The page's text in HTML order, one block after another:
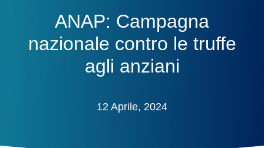
ANAP: Campagna
nazionale contro le truffe
agli anziani
12 Aprile, 2024